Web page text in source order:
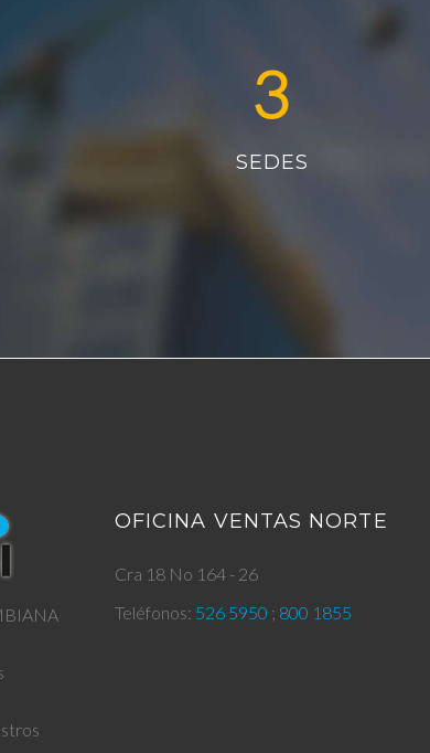
3
SEDES
OFICINA VENTAS NORTE
Cra 18 No 164 - 26
Teléfonos: 526 5950 ; 800 1855